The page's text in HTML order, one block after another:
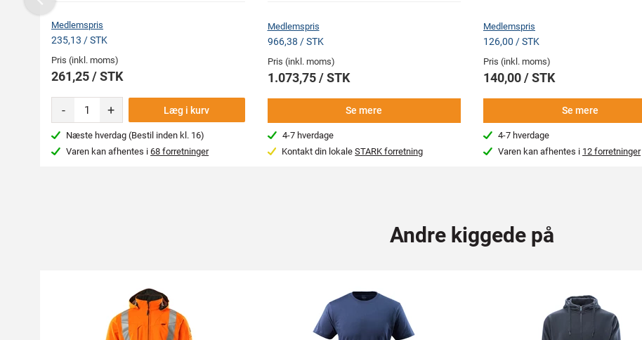
Medlemspris
235,13 / STK
Pris (inkl. moms)
261,25 / STK
- + Læg i kurv
Næste hverdag (Bestil inden kl. 16)
Varen kan afhentes i68 forretninger
Medlemspris
966,38 / STK
Pris (inkl. moms)
1.073,75 / STK
Se mere
4-7 hverdage
Kontakt din lokaleSTARK forretning
Medlemspris
126,00 / STK
Pris (inkl. moms)
140,00 / STK
Se mere
4-7 hverdage
Varen kan afhentes i 12 forretninger
Previous
Andre kiggede på